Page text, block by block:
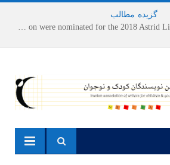
گزیده مطالب